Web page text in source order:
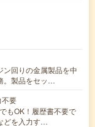
回りの金属製品を中
。製品をセッ…
不要
もOK！履歴書不要で
どを入力す…